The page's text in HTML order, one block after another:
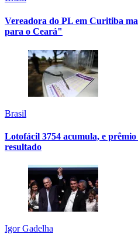
Vereadora do PL em Curitiba
para o Ceará"
Brasil
Lotofácil 3754 acumula, e
resultado
Igor Gadelha